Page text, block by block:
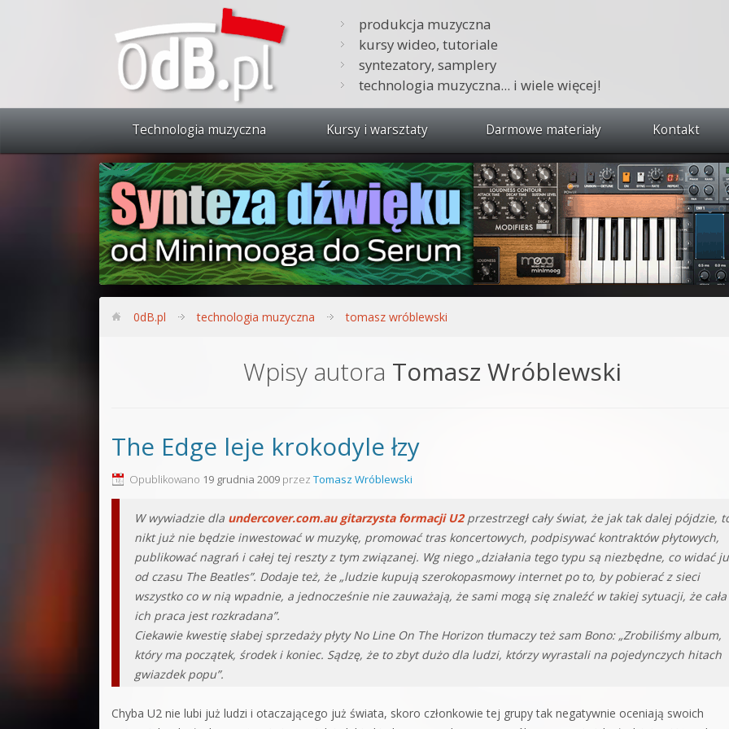
produkcja muzyczna
kursy wideo, tutoriale
syntezatory, samplery
technologia muzyczna... i wiele więcej!
Technologia muzyczna Kursy i warsztaty
Zobacz wszystkie kursy i warsztaty
Synteza dźwięku 🔥
Produkcja muzyczna w praktyce
Bitwig Studio od podstaw
Sound Forge od podstaw
Kontakt 5 Kompendium
Pakiety
Darmowe materiały Kontakt
0dB.pl technologia muzyczna tomasz wróblewski
Wpisy autora Tomasz Wróblewski
The Edge leje krokodyle łzy
Opublikowano 19 grudnia 2009 przez Tomasz Wróblewski
W wywiadzie dla undercover.com.au gitarzysta formacji U2przestrzegł cały świat, że jak tak dalej pójdzie,
nikt już nie będzie inwestować w muzykę, promować tras koncertowych, podpisywać kontraktów płytowych,
publikować nagrań i całej tej reszty z tym związanej. Wg niego „działania tego typu są niezbędne, co widać
od czasu The Beatles”. Dodaje też, że „ludzie kupują szerokopasmowy internet po to, by pobierać z sieci
wszystko co w nią wpadnie, a jednocześnie nie zauważają, że sami mogą się znaleźć w takiej sytuacji, że cała
ich praca jest rozkradana”.
Ciekawie kwestię słabej sprzedaży płyty No Line On The Horizon tłumaczy też sam Bono: „Zrobiliśmy album,
który ma początek, środek i koniec. Sądzę, że to zbyt dużo dla ludzi, którzy wyrastali na pojedynczych hitach
gwiazdek popu”.
Chyba U2 nie lubi już ludzi i otaczającego już świata, skoro członkowie tej grupy tak negatywnie oceniają swoich